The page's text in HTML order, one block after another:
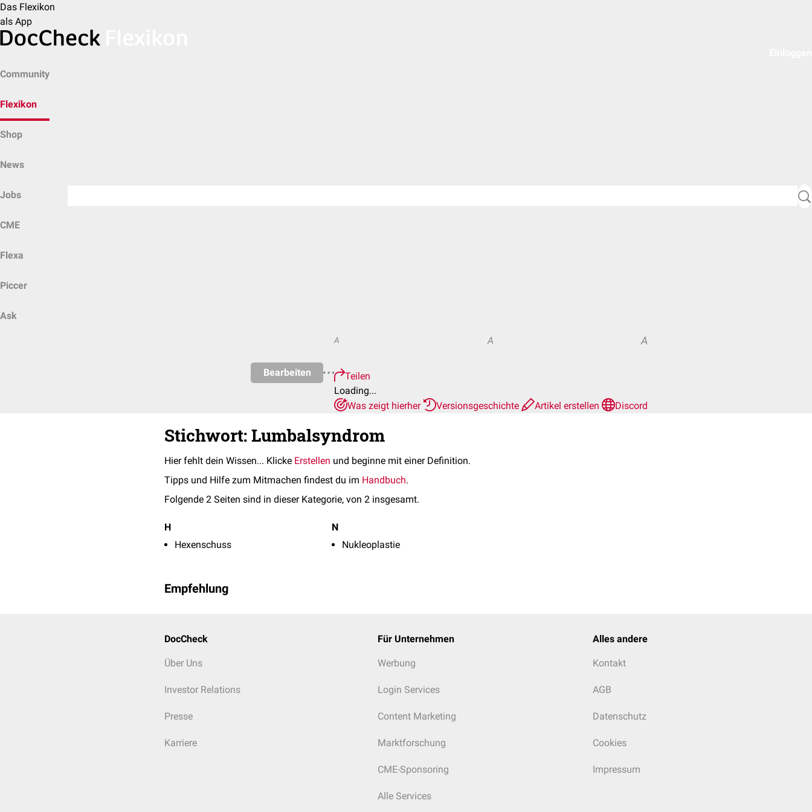
Das Flexikon
als App
Community
Flexikon
Shop
News
Jobs
CME
Flexa
Piccer
Ask
Bearbeiten
A A A
Teilen
Loading...
Was zeigt hierher
Versionsgeschichte Artikel erstellen Discord
Stichwort: Lumbalsyndrom
Hier fehlt dein Wissen... Klicke Erstellen und beginne mit einer Definition.
Tipps und Hilfe zum Mitmachen findest du im Handbuch.
Folgende 2 Seiten sind in dieser Kategorie, von 2 insgesamt.
H
Hexenschuss
N
Nukleoplastie
Empfehlung
DocCheck
Über Uns
Investor Relations
Presse
Karriere
Für Unternehmen
Werbung
Login Services
Content Marketing
Marktforschung
CME-Sponsoring
Alle Services
Alles andere
Kontakt
AGB
Datenschutz
Cookies
Impressum